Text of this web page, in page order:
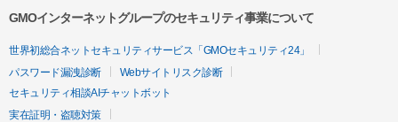
GMOインターネットグループのセキュリティ事業について
世界初総合ネットセキュリティサービス「GMOセキュリティ24」
パスワード漏洩診断
Webサイトリスク診断
セキュリティ相談AIチャットボット
実在証明・盗聴対策